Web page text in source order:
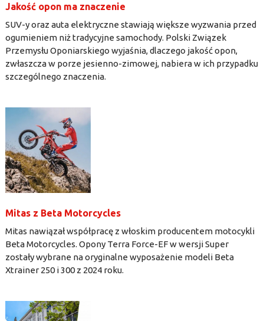
Jakość opon ma znaczenie
SUV-y oraz auta elektryczne stawiają większe wyzwania przed
ogumieniem niż tradycyjne samochody. Polski Związek
Przemysłu Oponiarskiego wyjaśnia, dlaczego jakość opon,
zwłaszcza w porze jesienno-zimowej, nabiera w ich przypadku
szczególnego znaczenia.
Mitas z Beta Motorcycles
Mitas nawiązał współpracę z włoskim producentem motocykli
Beta Motorcycles. Opony Terra Force-EF w wersji Super
zostały wybrane na oryginalne wyposażenie modeli Beta
Xtrainer 250 i 300 z 2024 roku.